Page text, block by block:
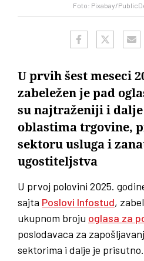
Foto: Pixabay/
U prvih šest meseci
zabeležen je pad
su najtraženiji i
oblastima trgovine,
sektoru usluga i
ugostiteljstva
U prvoj polovini 2025.
sajta Poslovi Infostud,
ukupnom broju oglasa za
poslodavaca za
sektorima i dalje je prisutno.